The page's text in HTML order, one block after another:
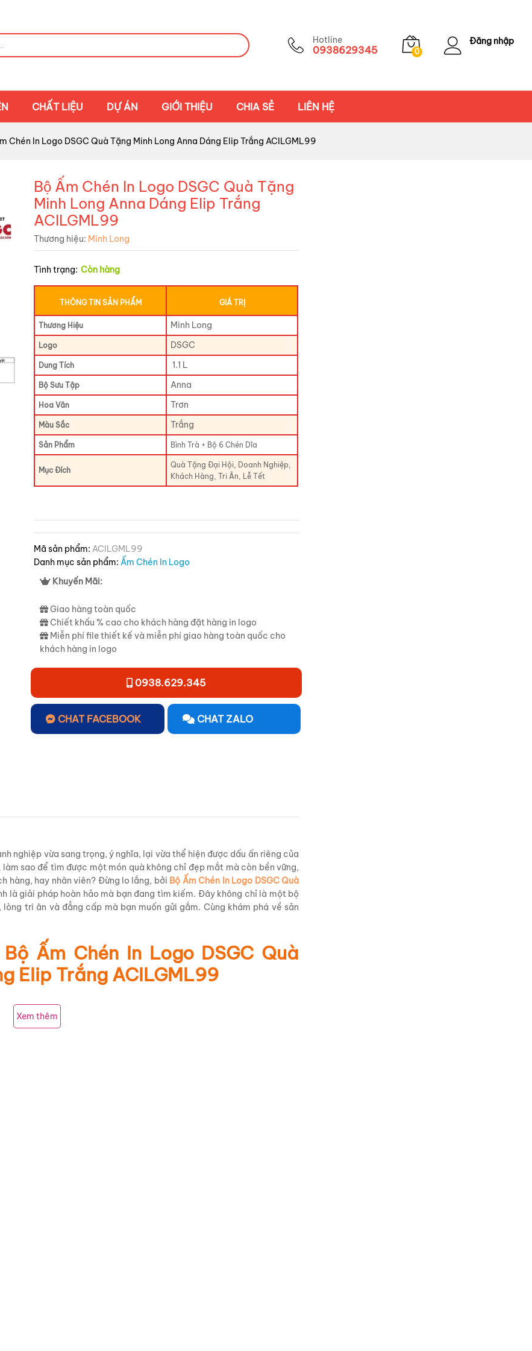
Hotline
0938629345 0
Đăng nhập
CHẤT LIỆU DỰ ÁN GIỚI THIỆU CHIA SẺ LIÊN HỆ
Chén In Logo DSGC Quà Tặng Minh Long Anna Dáng Elip Trắng ACILGML99
Bộ Ấm Chén In Logo DSGC Quà Tặng
Minh Long Anna Dáng Elip Trắng
ACILGML99
Thương hiệu: Minh Long
Tình trạng: Còn hàng
THÔNG TIN SẢN PHẨM GIÁ TRỊ
Thương Hiệu Minh Long
Logo DSGC
Dung Tích 1.1 L
Bộ Sưu Tập Anna
Hoa Văn Trơn
Màu Sắc Trắng
Sản Phẩm Bình Trà + Bộ 6 Chén Dĩa
Mục Đích
Quà Tặng Đại Hội, Doanh Nghiệp,
Khách Hàng, Tri Ân, Lễ Tết
Mã sản phẩm: ACILGML99
Danh mục sản phẩm:Ấm Chén In Logo
Khuyến Mãi:
Giao hàng toàn quốc
Chiết khấu % cao cho khách hàng đặt hàng in logo
Miễn phí file thiết kế và miễn phí giao hàng toàn quốc cho
khách hàng in logo
0938.629.345
CHAT FACEBOOK CHAT ZALO
nghiệp vừa sang trọng, ý nghĩa, lại vừa thể hiện được dấu ấn riêng của
sao để tìm được một món quà không chỉ đẹp mắt mà còn bền vững,
hàng, hay nhân viên? Đừng lo lắng, bởi Bộ Ấm Chén In Logo DSGC Quà
là giải pháp hoàn hảo mà bạn đang tìm kiếm. Đây không chỉ là một bộ
tri ân và đẳng cấp mà bạn muốn gửi gắm. Cùng khám phá về sản
Ấm Chén In Logo DSGC Quà
Elip Trắng ACILGML99
Xem thêm